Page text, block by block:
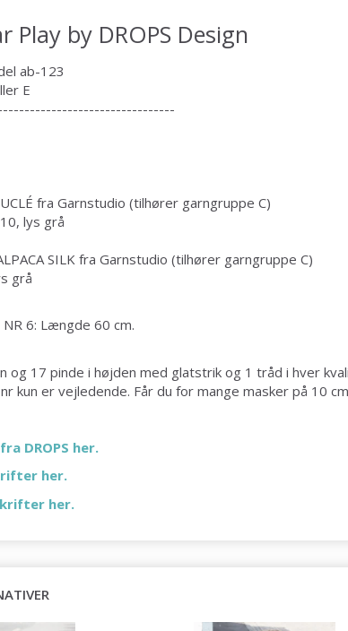
Play by DROPS Design
ab-123
E
fra Garnstudio (tilhører garngruppe C)
lys grå
SILK fra Garnstudio (tilhører garngruppe C)
grå
NR 6: Længde 60 cm.
og 17 pinde i højden med glatstrik og 1 tråd i hver
kun er vejledende. Får du for mange masker på 10
DROPS her.
her.
her.